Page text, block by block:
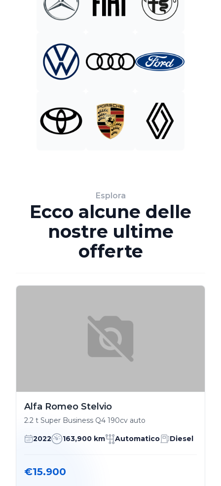
Esplora
Ecco alcune delle
nostre ultime
offerte
Alfa Romeo Stelvio
2.2 t Super Business Q4 190cv auto
2022 163,900 km Automatico Diesel
€15.900